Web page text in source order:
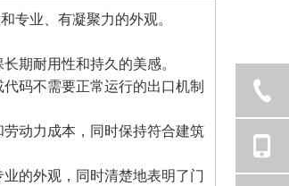
业、有凝聚力的外观。
期耐用性和持久的美感。
码不需要正常运行的出口机制
动力成本，同时保持符合建筑
的外观，同时清楚地表明了门